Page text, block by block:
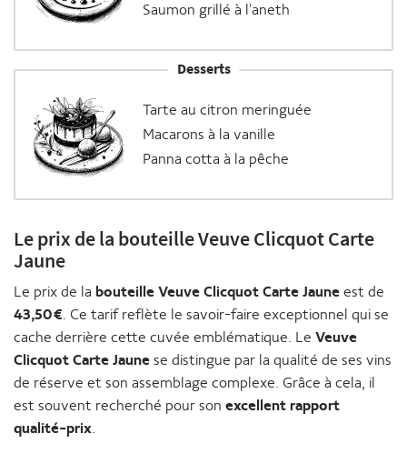
Saumon grillé à l'aneth
Desserts
Tarte au citron meringuée
Macarons à la vanille
Panna cotta à la pêche
Le prix de la bouteille Veuve Clicquot Carte
Jaune
Le prix de la bouteille Veuve Clicquot Carte Jaune est de
43,50 €. Ce tarif reflète le savoir-faire exceptionnel qui se
cache derrière cette cuvée emblématique. Le Veuve
Clicquot Carte Jaune se distingue par la qualité de ses vins
de réserve et son assemblage complexe. Grâce à cela, il
est souvent recherché pour son excellent rapport
qualité-prix.